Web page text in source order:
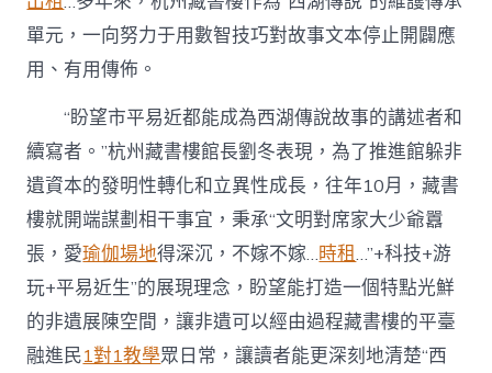
單元，一向努力于用數智技巧對故事文本停止開闢應
用、有用傳佈。
“盼望市平易近都能成為西湖傳說故事的講述者和
續寫者。”杭州藏書樓館長劉冬表現，為了推進館躲非
遺資本的發明性轉化和立異性成長，往年10月，藏書
樓就開端謀劃相干事宜，秉承“文明對席家大少爺囂
張，愛瑜伽場地得深沉，不嫁不嫁…時租…”+科技+游
玩+平易近生”的展現理念，盼望能打造一個特點光鮮
的非遺展陳空間，讓非遺可以經由過程藏書樓的平臺
融進民1對1教學眾日常，讓讀者能更深刻地清楚“西